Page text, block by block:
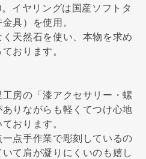
イヤリングは国産ソフトタ
具）を使用。
天然石を使い、本物を求め
おります。
房の「漆アクセサリー・螺
りながらも軽くてつけ心地
おります。
点手作業で彫刻しているの
て肩が凝りにくいのも嬉し